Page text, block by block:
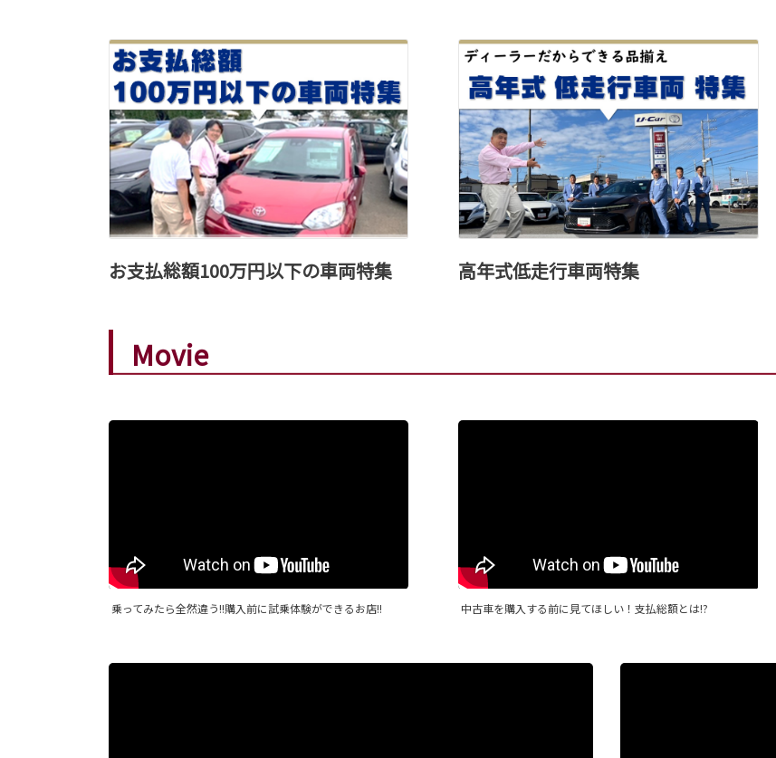
お支払総額100万円以下の車両特集 高年式低走行車両特集
Movie
乗ってみたら全然違う!!購入前に試乗体験ができるお店!! 中古車を購入する前に見てほしい！支払総額とは!?